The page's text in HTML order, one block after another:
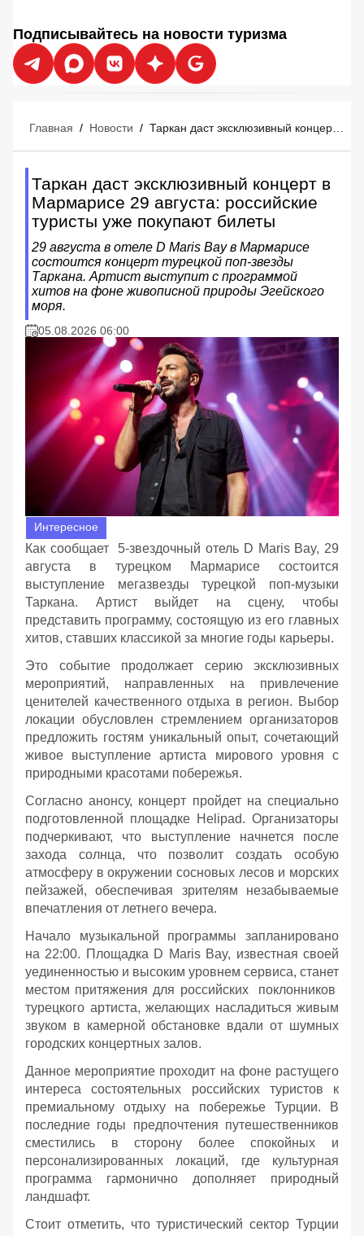
Подписывайтесь на новости туризма
Главная / Новости /
Таркан даст эксклюзивный концерт в
Мармарисе 29 августа: российские
туристы уже покупают билеты
29 августа в отеле D Maris Bay в Мармарисе
состоится концерт турецкой поп-звезды
Таркана. Артист выступит с программой
хитов на фоне живописной природы Эгейского
моря.
05.08.2026 06:00
Интересное
Как сообщает 5-звездочный отель D Maris Bay, 29
августа в турецком Мармарисе состоится
выступление мегазвезды турецкой поп-музыки
Таркана. Артист выйдет на сцену, чтобы
представить программу, состоящую из его главных
хитов, ставших классикой за многие годы карьеры.
Это событие продолжает серию эксклюзивных
мероприятий, направленных на привлечение
ценителей качественного отдыха в регион. Выбор
локации обусловлен стремлением организаторов
предложить гостям уникальный опыт, сочетающий
живое выступление артиста мирового уровня с
природными красотами побережья.
Согласно анонсу, концерт пройдет на специально
подготовленной площадке Helipad. Организаторы
подчеркивают, что выступление начнется после
захода солнца, что позволит создать особую
атмосферу в окружении сосновых лесов и морских
пейзажей, обеспечивая зрителям незабываемые
впечатления от летнего вечера.
Начало музыкальной программы запланировано
на 22:00. Площадка D Maris Bay, известная своей
уединенностью и высоким уровнем сервиса, станет
местом притяжения для российских поклонников
турецкого артиста, желающих насладиться живым
звуком в камерной обстановке вдали от шумных
городских концертных залов.
Данное мероприятие проходит на фоне растущего
интереса состоятельных российских туристов к
премиальному отдыху на побережье Турции. В
последние годы предпочтения путешественников
сместились в сторону более спокойных и
персонализированных локаций, где культурная
программа гармонично дополняет природный
ландшафт.
Стоит отметить, что туристический сектор Турции